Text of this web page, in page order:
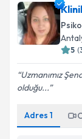
5 (
Uzmanımız
olduğu...
Adres 1